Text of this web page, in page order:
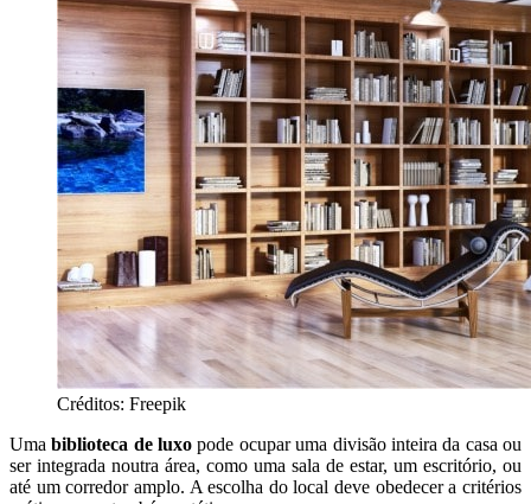
Créditos: Freepik
Uma biblioteca de luxo pode ocupar uma divisão inteira da casa ou
ser integrada noutra área, como uma sala de estar, um escritório, ou
até um corredor amplo. A escolha do local deve obedecer a critérios